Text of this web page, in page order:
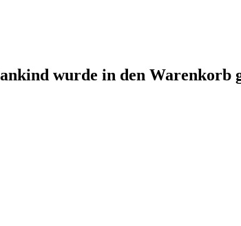
wurde in den Warenkorb